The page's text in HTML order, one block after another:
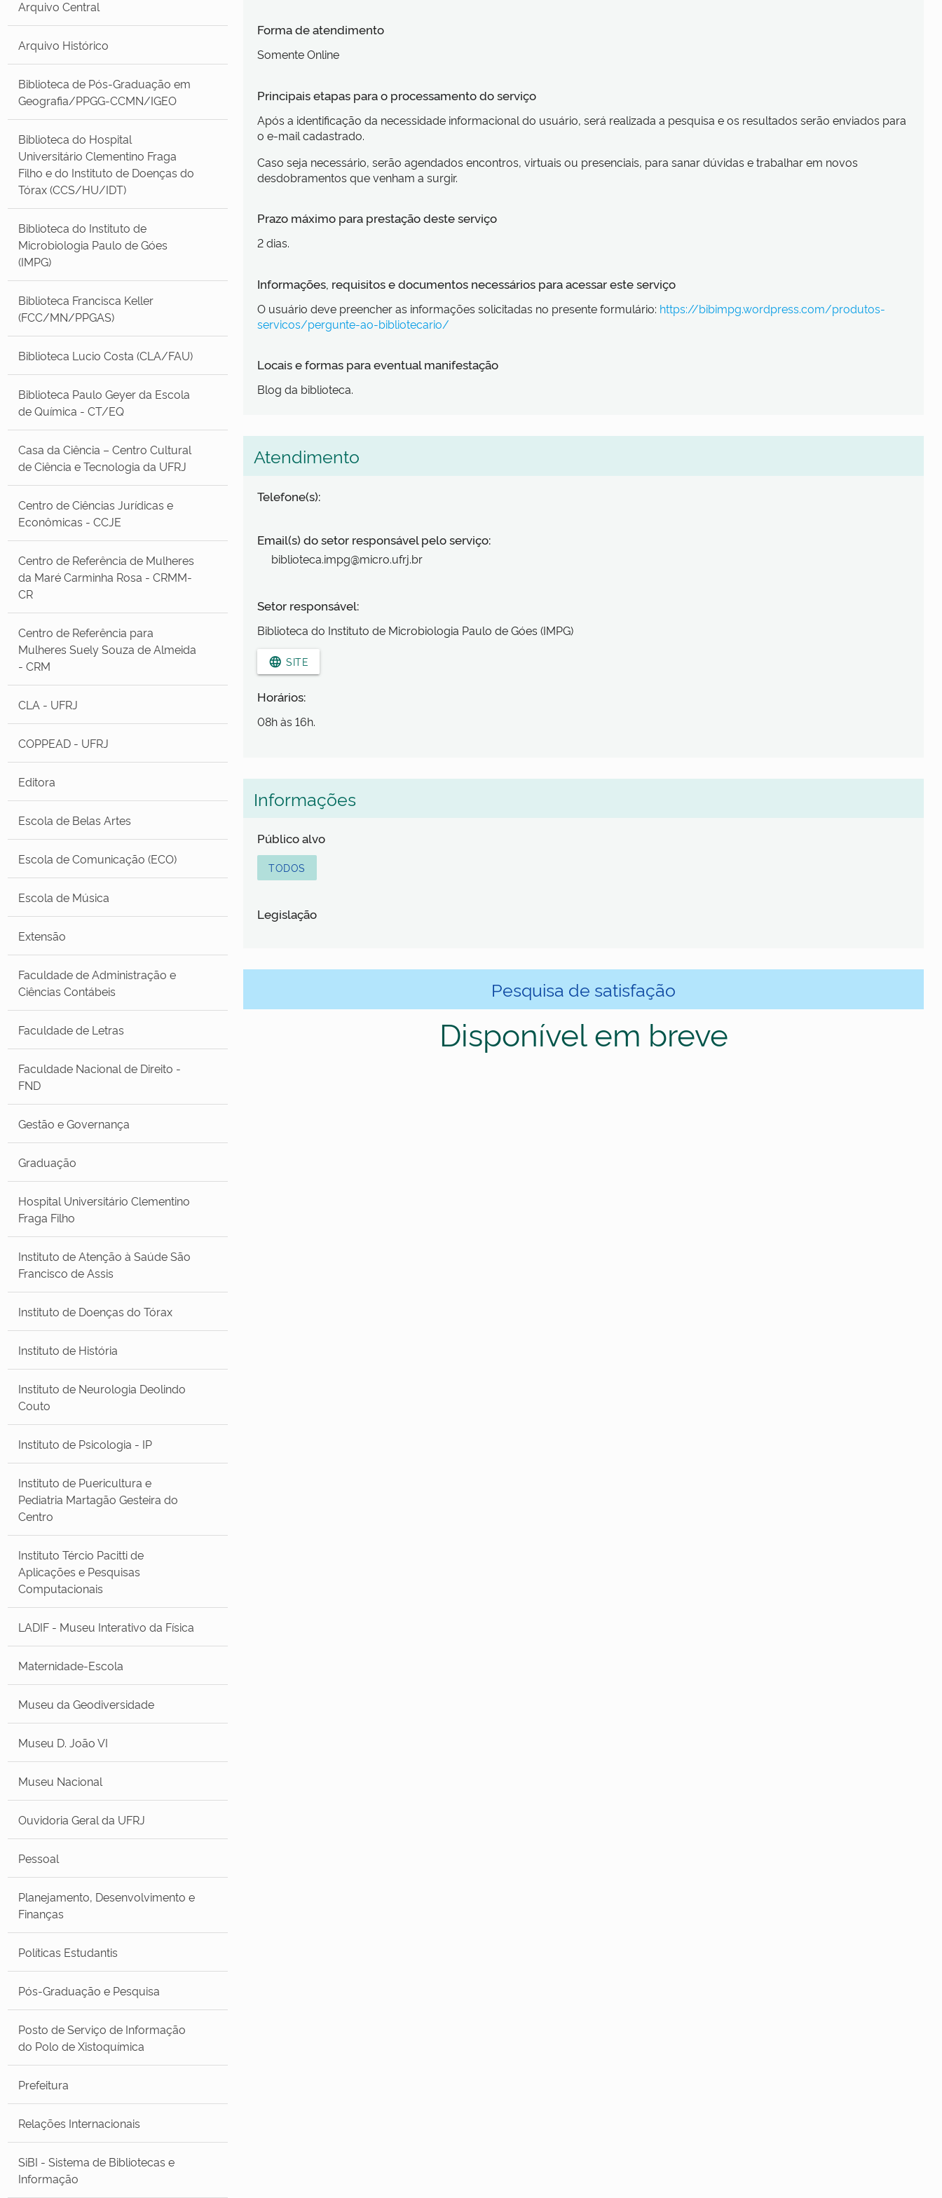
Arquivo Central
Arquivo Histórico
Biblioteca de Pós-Graduação em
Geografia/PPGG-CCMN/IGEO
Biblioteca do Hospital
Universitário Clementino Fraga
Filho e do Instituto de Doenças do
Tórax (CCS/HU/IDT)
Biblioteca do Instituto de
Microbiologia Paulo de Góes
(IMPG)
Biblioteca Francisca Keller
(FCC/MN/PPGAS)
Biblioteca Lucio Costa (CLA/FAU)
Biblioteca Paulo Geyer da Escola
de Química - CT/EQ
Casa da Ciência – Centro Cultural
de Ciência e Tecnologia da UFRJ
Centro de Ciências Jurídicas e
Econômicas - CCJE
Centro de Referência de Mulheres
da Maré Carminha Rosa - CRMM-
CR
Centro de Referência para
Mulheres Suely Souza de Almeida
- CRM
CLA - UFRJ
COPPEAD - UFRJ
Editora
Escola de Belas Artes
Escola de Comunicação (ECO)
Escola de Música
Extensão
Faculdade de Administração e
Ciências Contábeis
Faculdade de Letras
Faculdade Nacional de Direito -
FND
Gestão e Governança
Graduação
Hospital Universitário Clementino
Fraga Filho
Instituto de Atenção à Saúde São
Francisco de Assis
Instituto de Doenças do Tórax
Instituto de História
Instituto de Neurologia Deolindo
Couto
Instituto de Psicologia - IP
Instituto de Puericultura e
Pediatria Martagão Gesteira do
Centro
Instituto Tércio Pacitti de
Aplicações e Pesquisas
Computacionais
LADIF - Museu Interativo da Física
Maternidade-Escola
Museu da Geodiversidade
Museu D. João VI
Museu Nacional
Ouvidoria Geral da UFRJ
Pessoal
Planejamento, Desenvolvimento e
Finanças
Políticas Estudantis
Pós-Graduação e Pesquisa
Posto de Serviço de Informação
do Polo de Xistoquímica
Prefeitura
Relações Internacionais
SiBI - Sistema de Bibliotecas e
Informação
Forma de atendimento
Somente Online
Principais etapas para o processamento do serviço
Após a identificação da necessidade informacional do usuário, será realizada a pesquisa e os resultados serão enviados para
o e-mail cadastrado.
Caso seja necessário, serão agendados encontros, virtuais ou presenciais, para sanar dúvidas e trabalhar em novos
desdobramentos que venham a surgir.
Prazo máximo para prestação deste serviço
2 dias.
Informações, requisitos e documentos necessários para acessar este serviço
O usuário deve preencher as informações solicitadas no presente formulário: https://bibimpg.wordpress.com/produtos-
servicos/pergunte-ao-bibliotecario/
Locais e formas para eventual manifestação
Blog da biblioteca.
Atendimento
Telefone(s):
Email(s) do setor responsável pelo serviço:
biblioteca.impg@micro.ufrj.br
Setor responsável:
Biblioteca do Instituto de Microbiologia Paulo de Góes (IMPG)
language SITE
Horários:
08h às 16h.
Informações
Público alvo
TODOS
Legislação
Pesquisa de satisfação
Disponível em breve